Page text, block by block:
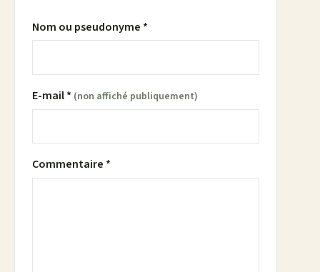
Nom ou pseudonyme *
E-mail * (non affiché publiquement)
Commentaire *